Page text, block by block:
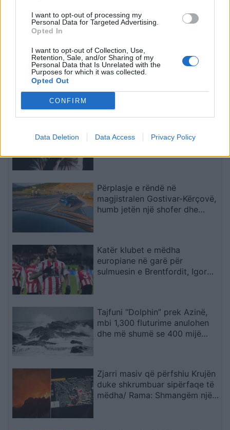
I want to opt-out of processing my
Personal Data for Targeted Advertising.
Opted In
I want to opt-out of Collection, Use,
Retention, Sale, and/or Sharing of my
Personal Data that Is Unrelated with the
Purposes for which it was collected.
Opted Out
CONFIRM
Data Deletion Data Access Privacy Policy
Zjarr masiv mes Andon
Poçit dhe Hundëkuqit,
flakët kërcënojnë zonat e
banuara
Sot dita e 71 e revoltës/
Qytetaret nuk heqin dorë,
klasës politike: Rama jep
të fundit
ish-dyshen e Tiranës, Florent
Përplasje e rëndë në
magjistralen Gostivar-Kërçovë,
humb jetën një shofer dhe
Katër klubet e mëdha
europiane në garë për
sulmuesin e Brentfordit, Igor
Tajfuni “Dolphin” prek Azinë,
mbi 1,300 fluturime anulohen
dhe më shumë se 400 mijë
Zjarri masiv që përfshiu Krujën
duke shkrumbuar sipërfaqe të
mëdha/ Rama: Shmangëm një